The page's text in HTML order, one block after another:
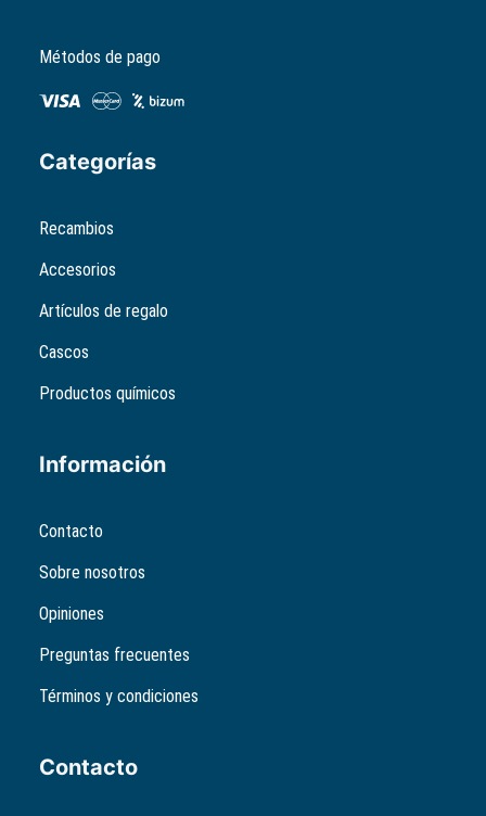
Métodos de pago
Categorías
Recambios
Accesorios
Artículos de regalo
Cascos
Productos químicos
Información
Contacto
Sobre nosotros
Opiniones
Preguntas frecuentes
Términos y condiciones
Contacto